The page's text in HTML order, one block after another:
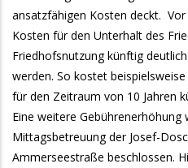
ansatzfähigen Kosten deckt.
Kosten für den Unterhalt des
Friedhofsnutzung künftig
werden. So kostet
für den Zeitraum von 10 Jahren
Eine weitere
Mittagsbetreuung der Josef-
Ammerseestraße beschlossen.